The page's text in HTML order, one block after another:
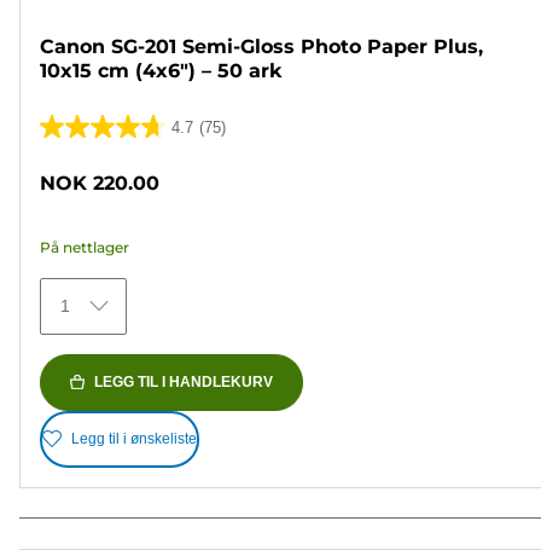
Canon SG-201 Semi-Gloss Photo Paper Plus,
10x15 cm (4x6") – 50 ark
4.7 (75)
4.7
75
omtaler
NOK 220.00
På nettlager
1
LEGG TIL I HANDLEKURV
Legg til i ønskeliste